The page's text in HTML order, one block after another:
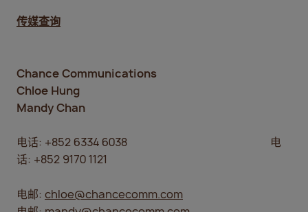
传媒查询
Chance Communications
Chloe Hung
Mandy Chan
电话: +852 6334 6038 电
话: +852 9170 1121
电邮: chloe@chancecomm.com